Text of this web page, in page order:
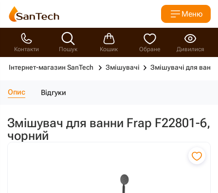
Меню
Контакти Пошук Кошик Обране Дивилися
Інтернет-магазин SanTech Змішувачі Змішувачі для ванни
Опис Відгуки
Змішувач для ванни Frap F22801-6,
чорний